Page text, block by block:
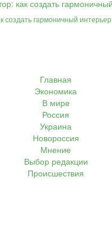
создать гармоничный интерьер
Главная
Экономика
В мире
Россия
Украина
Новороссия
Мнение
Выбор редакции
Происшествия